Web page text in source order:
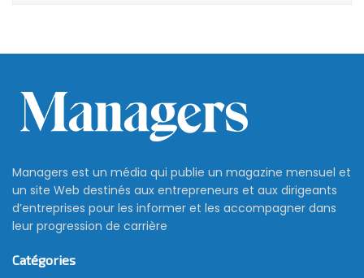
Managers est un média qui publie un magazine mensuel et
un site Web destinés aux entrepreneurs et aux dirigeants
d’entreprises pour les informer et les accompagner dans
leur progression de carrière
Catégories